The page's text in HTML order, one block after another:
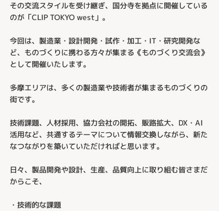
その交流スタイルを受け継ぎ、国分寺を拠点に開催している
のが「CLIP TOKYO west」。
今回は、製造業・設計開発・試作・加工・IT・研究開発な
ど、ものづくりに携わる方々が集まる《ものづくり交流会》
として開催いたします。
多摩エリアは、多くの製造業や技術者が集まるものづくりの
街です。
技術課題、人材採用、協力会社の開拓、販路拡大、DX・AI
活用など、共通するテーマについて情報交換しながら、新た
なつながりを築いていただければと思います。
日々、製品開発や設計、生産、品質向上に取り組む皆さまだ
からこそ、
・技術的な課題